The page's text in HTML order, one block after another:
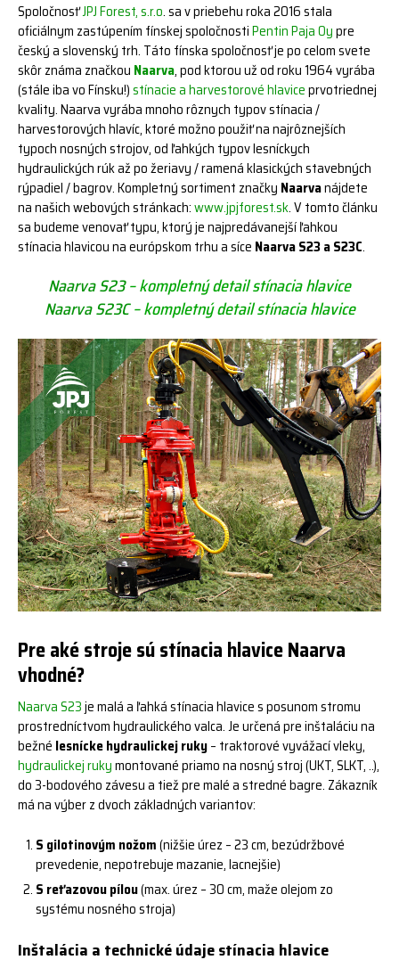
SpoločnosťJPJ Forest, s.r.o. sa v priebehu roka 2016 stala
oficiálnym zastúpením fínskej spoločnostiPentin Paja Oypre
český a slovenský trh. Táto fínska spoločnosť je po celom svete
skôr známa značkou Naarva, pod ktorou už od roku 1964 vyrába
(stále iba vo Fínsku!)stínacie a harvestorové hlaviceprvotriednej
kvality. Naarva vyrába mnoho rôznych typov stínacia /
harvestorových hlavíc, ktoré možno použiť na najrôznejších
typoch nosných strojov, od ľahkých typov lesníckych
hydraulických rúk až po žeriavy / ramená klasických stavebných
rýpadiel / bagrov. Kompletný sortiment značky Naarvanájdete
na našich webových stránkach:www.jpjforest.sk. V tomto článku
sa budeme venovať typu, ktorý je najpredávanejší ľahkou
stínacia hlavicou na európskom trhu a síce Naarva S23 a S23C.
Naarva S23– kompletný detail stínacia hlavice
Naarva S23C– kompletný detail stínacia hlavice
Pre aké stroje sú stínacia hlavice Naarva
vhodné?
Naarva S23je malá a ľahká stínacia hlavice s posunom stromu
prostredníctvom hydraulického valca. Je určená pre inštaláciu na
bežné lesnícke hydraulickej ruky– traktorové vyvážací vleky,
hydraulickej rukymontované priamo na nosný stroj (UKT, SLKT, ..),
do 3-bodového závesu a tiež pre malé a stredné bagre. Zákazník
má na výber z dvoch základných variantov:
S gilotinovým nožom(nižšie úrez – 23 cm, bezúdržbové
prevedenie, nepotrebuje mazanie, lacnejšie)
S reťazovou pílou(max. úrez – 30 cm, maže olejom zo
systému nosného stroja)
Inštalácia a technické údaje stínacia hlavice